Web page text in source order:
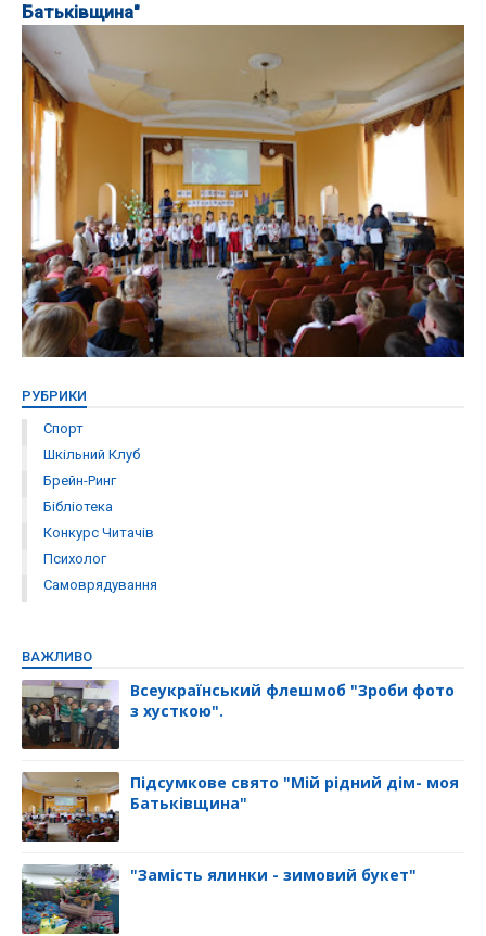
Батьківщина"
РУБРИКИ
Спорт
Шкільний Клуб
Брейн-Ринг
Бібліотека
Конкурс Читачів
Психолог
Самоврядування
ВАЖЛИВО
Всеукраїнський флешмоб "Зроби фото
з хусткою".
Підсумкове свято "Мій рідний дім- моя
Батьківщина"
"Замість ялинки - зимовий букет"